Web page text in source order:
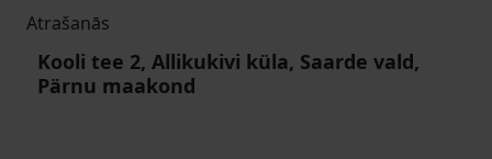
Atrašanās
Kooli tee 2, Allikukivi küla, Saarde vald,
Pärnu maakond